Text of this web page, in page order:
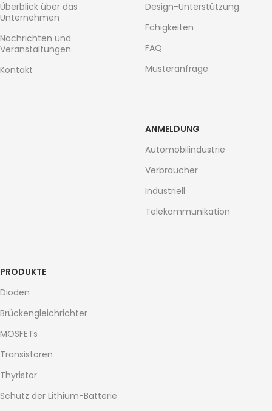
Überblick über das
Unternehmen
Nachrichten und
Veranstaltungen
Kontakt
Design-Unterstützung
Fähigkeiten
FAQ
Musteranfrage
ANMELDUNG
Automobilindustrie
Verbraucher
Industriell
Telekommunikation
PRODUKTE
Dioden
Brückengleichrichter
MOSFETs
Transistoren
Thyristor
Schutz der Lithium-Batterie